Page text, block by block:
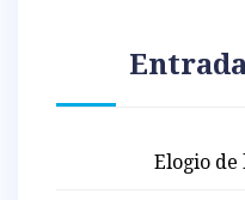
Elogio de